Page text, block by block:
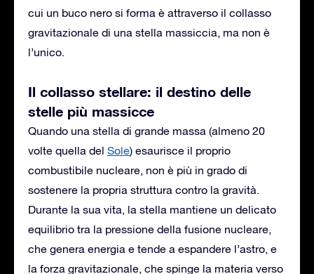
cui un buco nero si forma è attraverso il collasso
gravitazionale di una stella massiccia, ma non è
l’unico.
Il collasso stellare: il destino delle
stelle più massicce
Quando una stella di grande massa (almeno 20
volte quella del Sole) esaurisce il proprio
combustibile nucleare, non è più in grado di
sostenere la propria struttura contro la gravità.
Durante la sua vita, la stella mantiene un delicato
equilibrio tra la pressione della fusione nucleare,
che genera energia e tende a espandere l’astro, e
la forza gravitazionale, che spinge la materia verso